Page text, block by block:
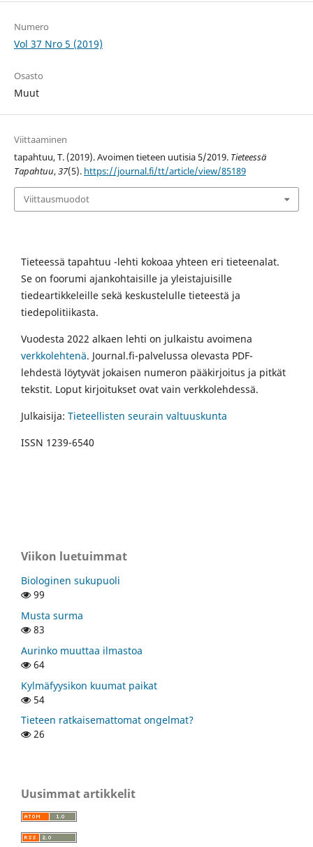
Numero
Vol 37 Nro 5 (2019)
Osasto
Muut
Viittaaminen
tapahtuu, T. (2019). Avoimen tieteen uutisia 5/2019. Tieteessä
Tapahtuu,37(5). https://journal.fi/tt/article/view/85189
Viittausmuodot
Tieteessä tapahtuu -lehti kokoaa yhteen eri tieteenalat.
Se on foorumi ajankohtaisille ja yleistajuisille
tiedeartikkeleille sekä keskustelulle tieteestä ja
tiedepolitiikasta.
Vuodesta 2022 alkaen lehti on julkaistu avoimena
verkkolehtenä. Journal.fi-palvelussa olevasta PDF-
lehdestä löytyvät jokaisen numeron pääkirjoitus ja pitkät
tekstit. Loput kirjoitukset ovat vain verkkolehdessä.
Julkaisija: Tieteellisten seurain valtuuskunta
ISSN 1239-6540
Viikon luetuimmat
Biologinen sukupuoli
99
Musta surma
83
Aurinko muuttaa ilmastoa
64
Kylmäfyysikon kuumat paikat
54
Tieteen ratkaisemattomat ongelmat?
26
Uusimmat artikkelit